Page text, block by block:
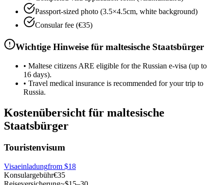
Passport-sized photo (3.5×4.5cm, white background)
Consular fee (€35)
Wichtige Hinweise für maltesische Staatsbürger
• Maltese citizens ARE eligible for the Russian e-visa (up to
16 days).
• Travel medical insurance is recommended for your trip to
Russia.
Kostenübersicht für maltesische
Staatsbürger
Touristenvisum
Visaeinladungfrom $18
Konsulargebühr€35